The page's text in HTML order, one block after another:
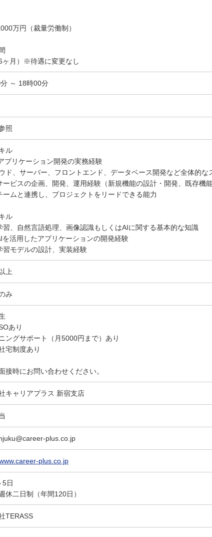
万円（裁量労働制）
ヶ月）※待遇に変更なし
～ 18時00分
照
ル
プリケーション開発の実務経験
ウド、サーバー、フロントエンド、データベース開発など全体的な
ービスの企画、開発、運用経験（新規機能の設計・開発、既存機
ームと連携し、プロジェクトをリードできる能力
ル
習、自然言語処理、画像認識もしくはAIに関する基本的な知識
を活用したアプリケーションの開発経験
習モデルの設計、実装経験
上
み
あり
ングサポート（月5000円まで）あり
宅制度あり
接時にお問い合わせください。
キャリアプラス 新宿支店
plus.co.jp
plus.co.jp
5日
休二日制（年間120日）
TERASS